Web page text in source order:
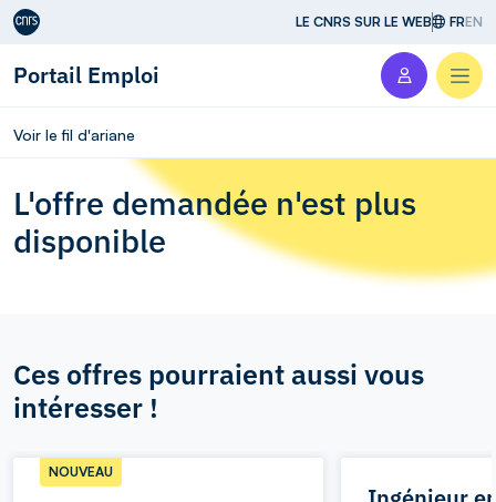
Aller au contenu LE CNRS SUR LE WEB FREN
Portail Emploi
Voir le fil d'ariane
L'offre demandée n'est plus
disponible
Ces offres pourraient aussi vous
intéresser !
NOUVEAU